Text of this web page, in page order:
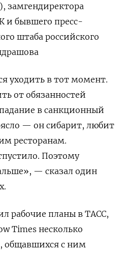
замгендиректора
и бывшего пресс-
штаба российского
уходить в тот момент.
от обязанностей
в санкционный
— он сибарит, любит
ресторанам.
Поэтому
— сказал один
рабочие планы в ТАСС,
Times несколько
общавшихся с ним